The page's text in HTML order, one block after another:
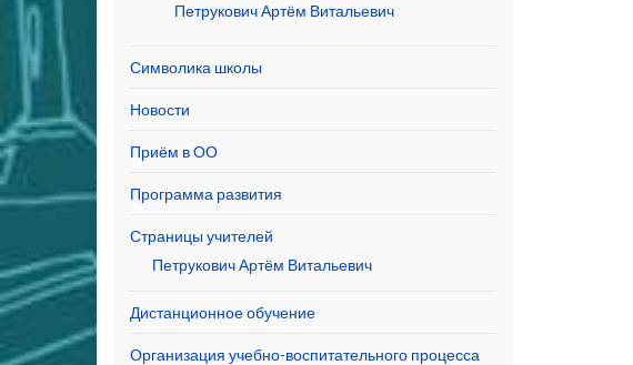
Петрукович Артём Витальевич
Символика школы
Новости
Приём в ОО
Программа развития
Страницы учителей
Петрукович Артём Витальевич
Дистанционное обучение
Организация учебно-воспитательного процесса